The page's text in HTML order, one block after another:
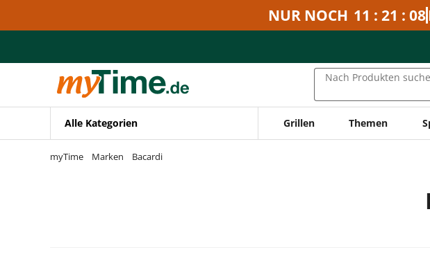
Zur Navigation springen
NUR NOCH 11 : 21 : 08
Nach Produkten
Alle Kategorien Grillen Themen
myTime Marken Bacardi